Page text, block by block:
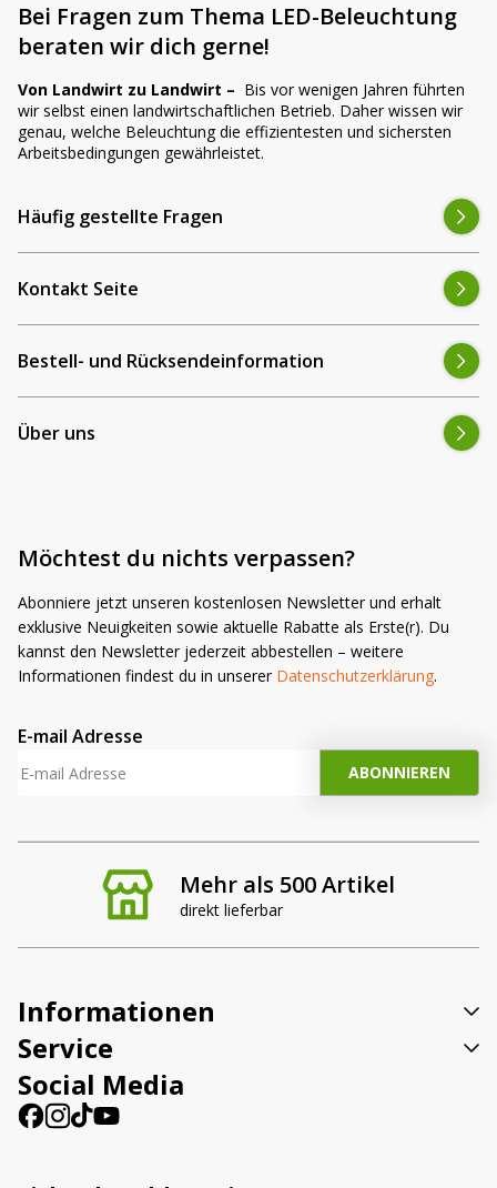
Mehr als 500 Artikel
direkt lieferbar
Bei Fragen zum Thema LED-Beleuchtung
beraten wir dich gerne!
Von Landwirt zu Landwirt – Bis vor wenigen Jahren führten
wir selbst einen landwirtschaftlichen Betrieb. Daher wissen wir
genau, welche Beleuchtung die effizientesten und sichersten
Arbeitsbedingungen gewährleistet.
Häufig gestellte Fragen
Kontakt Seite
Bestell- und Rücksendeinformation
Über uns
Möchtest du nichts verpassen?
Abonniere jetzt unseren kostenlosen Newsletter und erhalt
exklusive Neuigkeiten sowie aktuelle Rabatte als Erste(r). Du
kannst den Newsletter jederzeit abbestellen – weitere
Informationen findest du in unserer Datenschutzerklärung.
E-mail Adresse
Informationen
Service
Social Media